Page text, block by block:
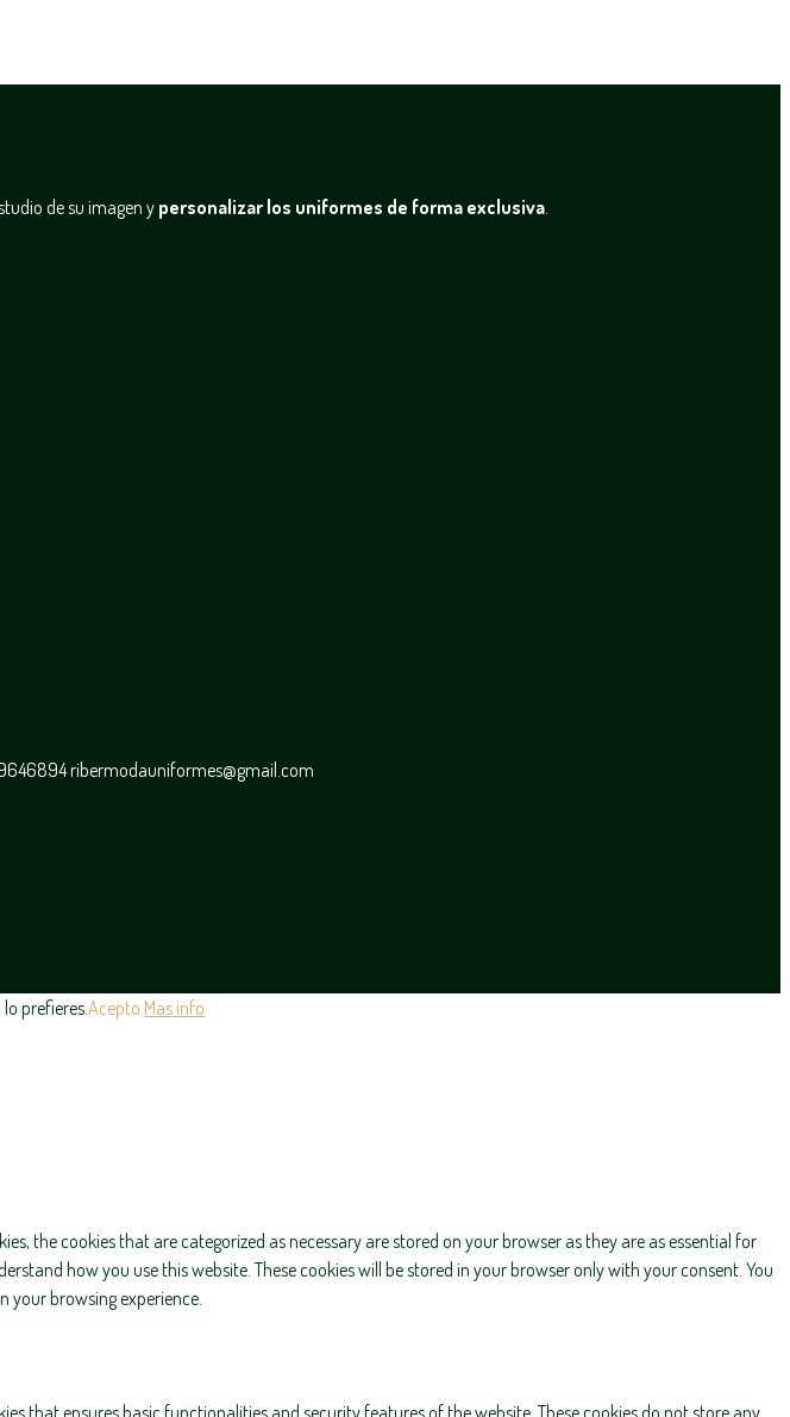
de su imagen ypersonalizar los uniformes de forma exclusiva.
ribermodauniformes@gmail.com
prefieres.Acepto Mas info
the cookies that are categorized as necessary are stored on your browser as they are as essential for
how you use this website. These cookies will be stored in your browser only with your consent. You
your browsing experience.